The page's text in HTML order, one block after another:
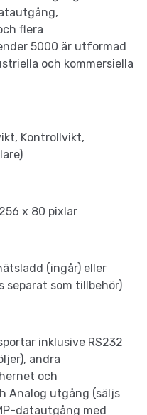
flera
5000 är utformad
och kommersiella
Kontrollvikt,
x 80 pixlar
(ingår) eller
separat som tillbehör)
inklusive RS232
andra
och
Analog utgång (säljs
datautgång med